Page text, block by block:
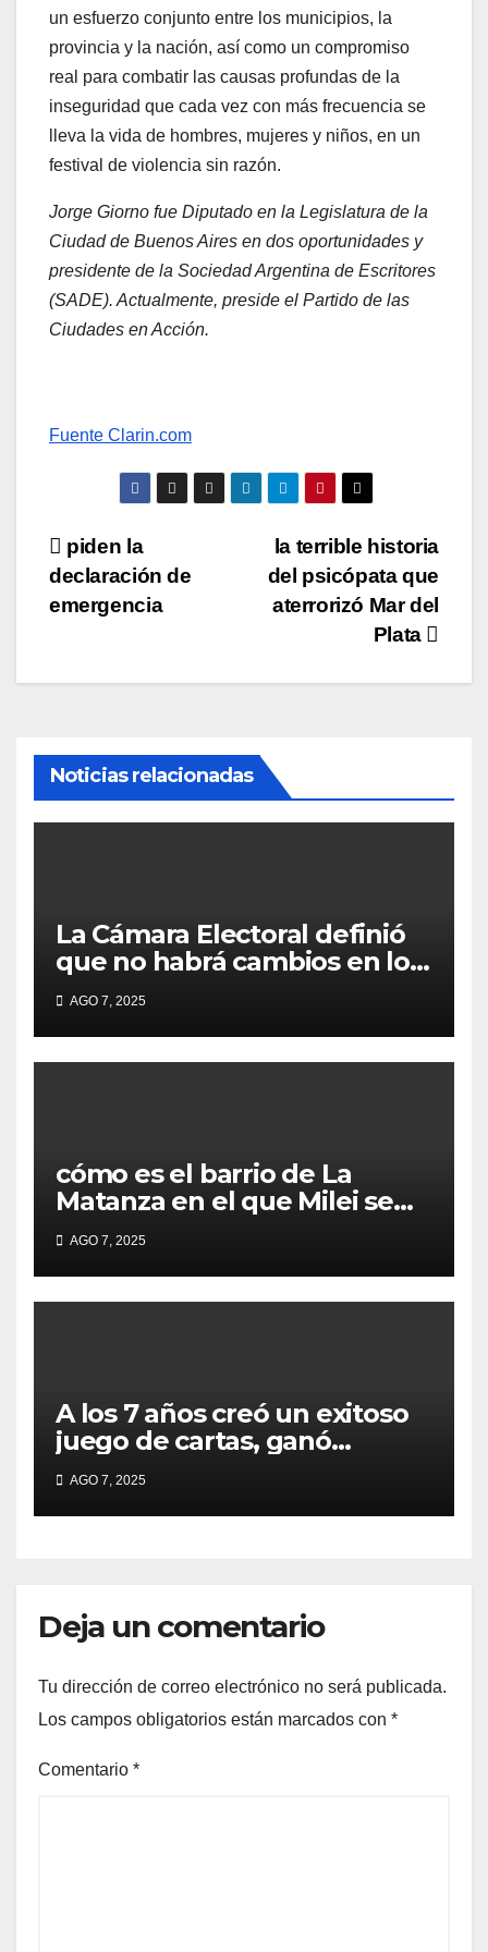
un esfuerzo conjunto entre los municipios, la
provincia y la nación, así como un compromiso
real para combatir las causas profundas de la
inseguridad que cada vez con más frecuencia se
lleva la vida de hombres, mujeres y niños, en un
festival de violencia sin razón.
Jorge Giorno fue Diputado en la Legislatura de la
Ciudad de Buenos Aires en dos oportunidades y
presidente de la Sociedad Argentina de Escritores
(SADE). Actualmente, preside el Partido de las
Ciudades en Acción.
Fuente Clarin.com
Navegación
de
la terrible historia
del psicópata que
aterrorizó Mar del
Plata
piden la
declaración de
emergencia
Noticias relacionadas
La Cámara Electoral definió
que no habrá cambios en los
lugares de votación en La
Matanza
AGO 7, 2025
cómo es el barrio de La
Matanza en el que Milei se
sacó la foto de lanzamiento
de campaña en provincia de
Buenos Aires
AGO 7, 2025
A los 7 años creó un exitoso
juego de cartas, ganó
millones y ahora vendió la
idea para cumplir su sueño
AGO 7, 2025
Deja un comentario
Tu dirección de correo electrónico no será publicada.
Los campos obligatorios están marcados con *
Comentario *